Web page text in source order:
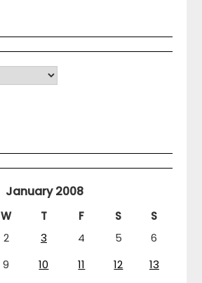
January 2008
W T F S
S
2 3 4 5
6
9 10 11 12
13